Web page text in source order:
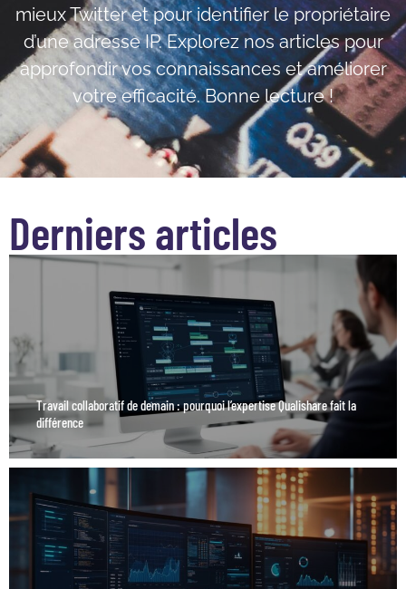
mieux Twitter et pour identifier le propriétaire
d’une adresse IP. Explorez nos articles pour
approfondir vos connaissances et améliorer
votre efficacité. Bonne lecture !
Derniers articles
Travail collaboratif de demain : pourquoi l’expertise Qualishare fait la
différence